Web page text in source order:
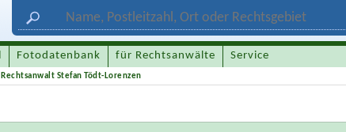
Fotodatenbank für Rechtsanwälte Service
Rechtsanwalt Stefan Tödt-Lorenzen